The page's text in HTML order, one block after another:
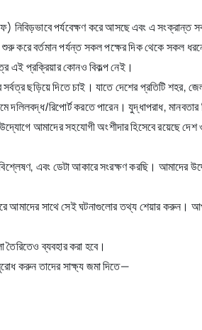
পর্যবেক্ষণ করে আসছে এবং এ সংক্রান্ত
পর্যন্ত সকল পক্ষের দিক থেকে সকল ধরনের
এই প্রক্রিয়ার কোনও বিকল্প নেই।
ছড়িয়ে দিতে চাই। যাতে দেশের প্রতিটি শহর,
দলিলবদ্ধ/রিপোর্ট করতে পারেন। যুদ্ধাপরাধ,
আমাদের সহযোগী অংশীদার হিসেবে রয়েছে দেশ
এবং ডেটা আকারে সংরক্ষণ করছি। আমাদের
আমাদের সাথে সেই ঘটনাগুলোর তথ্য শেয়ার করুন।
ব্যবহার করা হবে।
করুন তাদের সাক্ষ্য জমা দিতে—